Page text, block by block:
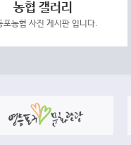
농협 갤러리
포농협 사진 게시판 입니다.